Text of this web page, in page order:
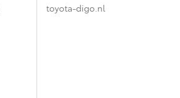
toyota-digo.nl